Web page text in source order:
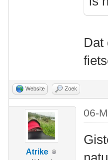
Dat
Website Zoek
Atrike
06-